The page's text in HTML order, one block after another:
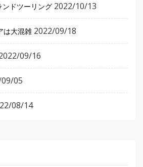
ドツーリング 2022/10/13
は大混雑 2022/09/18
09/16
05
08/14